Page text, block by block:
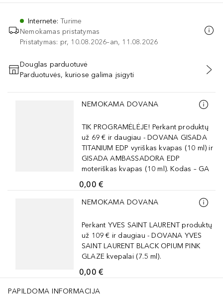
Internete:Turime
Nemokamas pristatymas
Pristatymas: pr, 10.08.2026–an, 11.08.2026
PRIDĖTI Į KREPŠELĮ
Douglas parduotuvė
Parduotuvės, kuriose galima įsigyti
Praleisti slankiklį
NEMOKAMA DOVANA
TIK PROGRAMĖLĖJE! Perkant produktų
už 69 € ir daugiau - DOVANA GISADA
TITANIUM EDP vyriškas kvapas (10 ml) ir
GISADA AMBASSADORA EDP
moteriškas kvapas (10 ml). Kodas – GA
0,00 €
Praleisti slankiklį
NEMOKAMA DOVANA
Perkant YVES SAINT LAURENT produktų
už 109 € ir daugiau - DOVANA YVES
SAINT LAURENT BLACK OPIUM PINK
GLAZE kvepalai (7.5 ml).
0,00 €
PAPILDOMA INFORMACIJA